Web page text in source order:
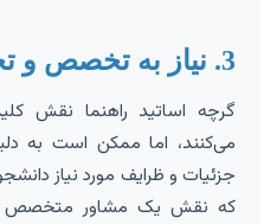
3. نیاز به تخصص و تجربه
گرچه اساتید راهنما نقش
می‌کنند، اما ممکن است به
جزئیات و ظرایف مورد نیاز
که نقش یک مشاور متخصص